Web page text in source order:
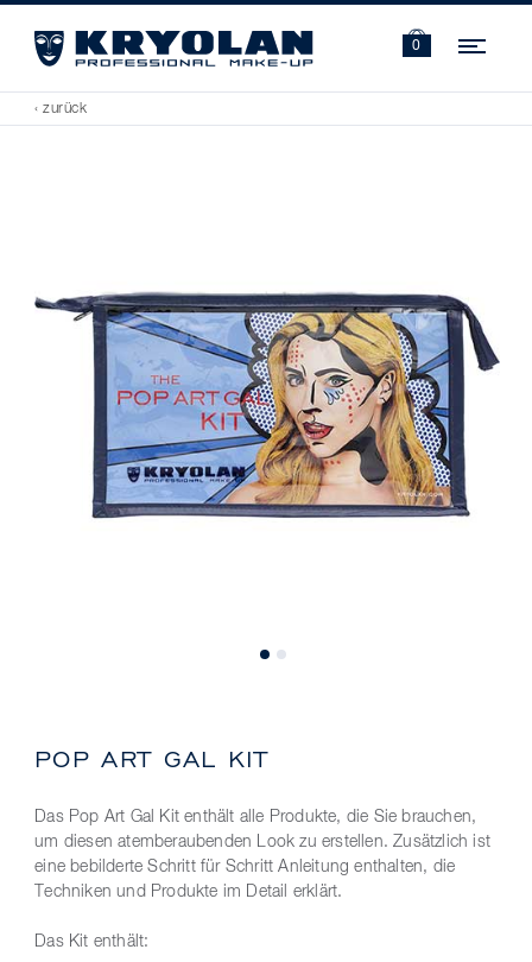
0
‹ zurück
POP ART GAL KIT
Das Pop Art Gal Kit enthält alle Produkte, die Sie brauchen,
um diesen atemberaubenden Look zu erstellen. Zusätzlich ist
eine bebilderte Schritt für Schritt Anleitung enthalten, die
Techniken und Produkte im Detail erklärt.
Das Kit enthält: